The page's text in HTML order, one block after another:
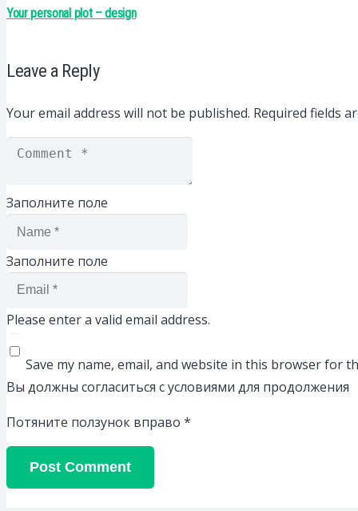
Your personal plot – design
Leave a Reply
Your email address will not be published. Required fields
Заполните поле
Заполните поле
Please enter a valid email address.
Save my name, email, and website in this browser for
Вы должны согласиться с условиями для продолжения
Потяните ползунок вправо *
Post Comment